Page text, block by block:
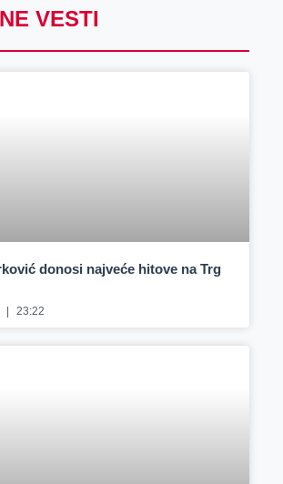
VESTI
donosi najveće hitove na Trg
23:22